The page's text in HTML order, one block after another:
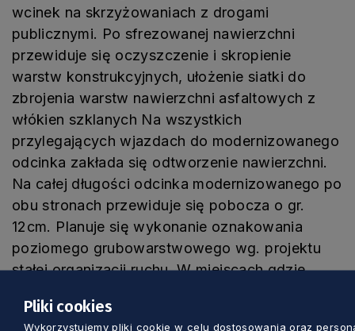
wcinek na skrzyżowaniach z drogami
publicznymi. Po sfrezowanej nawierzchni
przewiduje się oczyszczenie i skropienie
warstw konstrukcyjnych, ułożenie siatki do
zbrojenia warstw nawierzchni asfaltowych z
włókien szklanych Na wszystkich
przylegających wjazdach do modernizowanego
odcinka zakłada się odtworzenie nawierzchni.
Na całej długości odcinka modernizowanego po
obu stronach przewiduje się pobocza o gr.
12cm. Planuje się wykonanie oznakowania
poziomego grubowarstwowego wg. projektu
stałej organizacji ruchu. W miejscach gdzie
przewidziano wzmocnienie nawierzchni po
Pliki cookies
Wykorzystujemy pliki cookie w celu dostosowania oraz